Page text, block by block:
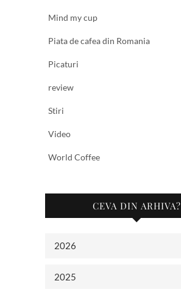
Mind my cup
Piata de cafea din Romania
Picaturi
review
Stiri
Video
World Coffee
CEVA DIN ARHIVA?
2026
2025